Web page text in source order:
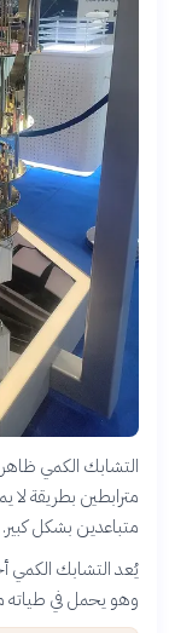
التشابك الكمي
مترابطين بطريقة
متباعدين بشكل
يُعد التشابك الكمي
وهو يحمل في طياته